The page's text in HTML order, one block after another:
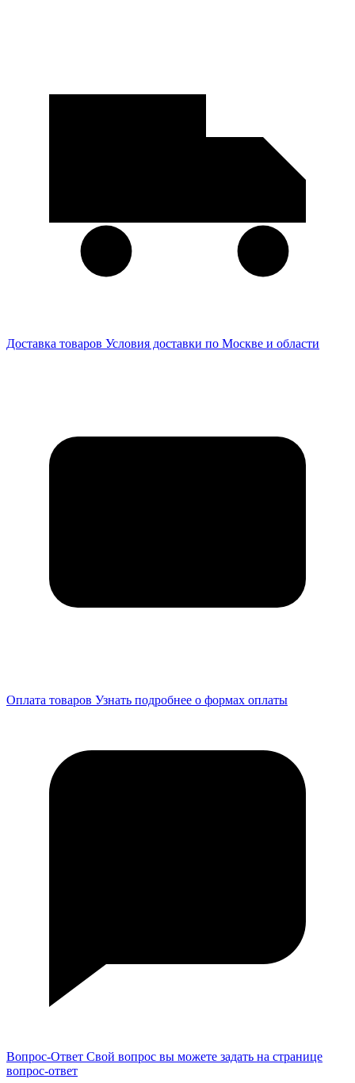
Доставка товаров Условия доставки по Москве и области
Оплата товаров Узнать подробнее о формах оплаты
Вопрос-Ответ Свой вопрос вы можете задать на странице
вопрос-ответ